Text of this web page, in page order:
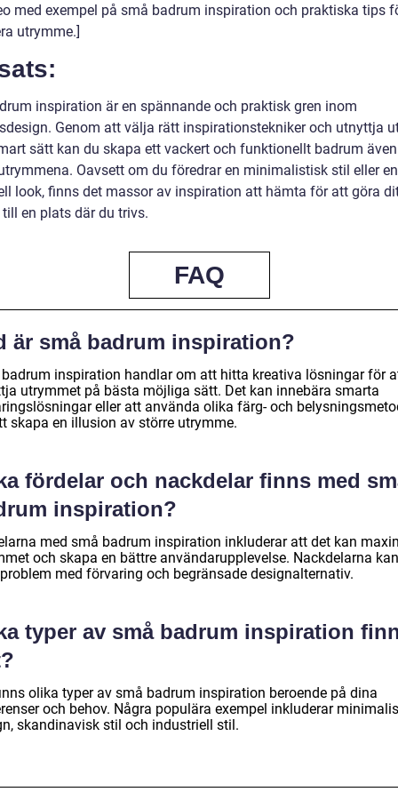
med exempel på små badrum inspiration och praktiska tips
utrymme.]
inspiration är en spännande och praktisk gren inom
Genom att välja rätt inspirationstekniker och utnyttja
sätt kan du skapa ett vackert och funktionellt badrum
Oavsett om du föredrar en minimalistisk stil eller
look, finns det massor av inspiration att hämta för att göra
en plats där du trivs.
FAQ
är små badrum inspiration?
inspiration handlar om att hitta kreativa lösningar för
utrymmet på bästa möjliga sätt. Det kan innebära smarta
eller att använda olika färg- och
skapa en illusion av större utrymme.
fördelar och nackdelar finns med
inspiration?
med små badrum inspiration inkluderar att det kan
och skapa en bättre användarupplevelse. Nackdelarna kan
med förvaring och begränsade designalternativ.
typer av små badrum inspiration
olika typer av små badrum inspiration beroende på dina
och behov. Några populära exempel inkluderar
skandinavisk stil och industriell stil.